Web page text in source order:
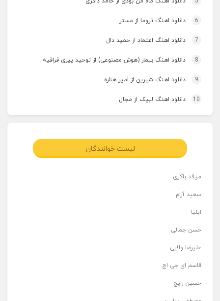
6 دانلود اهنگ تروما از مستر
7 دانلود اهنگ اعتماد از حمید دال
8 دانلود اهنگ بیمار (هوش مصنوعی) از توحید پیری قراقیه
9 دانلود اهنگ شیرین از امیر هناره
10 دانلود اهنگ لبیک از مجال
لیست خوانندگان
میلاد باکری
سعید آرام
ایلیا
حسن جمالی
علیرضا ولایی
قاسم ای جی اچ
حسین رایج